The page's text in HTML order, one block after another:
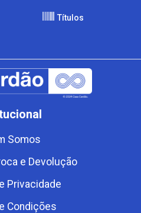
Títulos
Somos
e Devolução
Privacidade
Condições